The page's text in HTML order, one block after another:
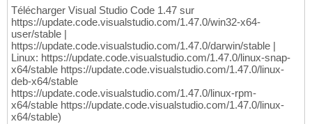
Télécharger Visual Studio Code 1.47 sur
https://update.code.visualstudio.com/1.47.0/win32-x64-
user/stable |
https://update.code.visualstudio.com/1.47.0/darwin/stable |
Linux: https://update.code.visualstudio.com/1.47.0/linux-snap-
x64/stable https://update.code.visualstudio.com/1.47.0/linux-
deb-x64/stable
https://update.code.visualstudio.com/1.47.0/linux-rpm-
x64/stable https://update.code.visualstudio.com/1.47.0/linux-
x64/stable)